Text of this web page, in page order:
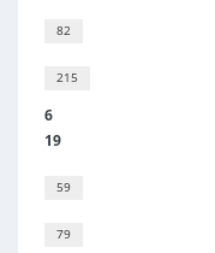
82
215
6
19
59
79